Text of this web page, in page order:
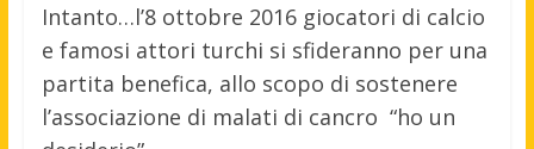
Intanto…l’8 ottobre 2016 giocatori di calcio
e famosi attori turchi si sfideranno per una
partita benefica, allo scopo di sostenere
l’associazione di malati di cancro “ho un